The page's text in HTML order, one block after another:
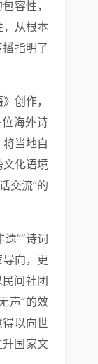
容性，
，从根本
指明了
创作，
海外诗
当地自
文化语境
交流”的
”“诗词
导向，更
间社团
声”的效
得以向世
国家文